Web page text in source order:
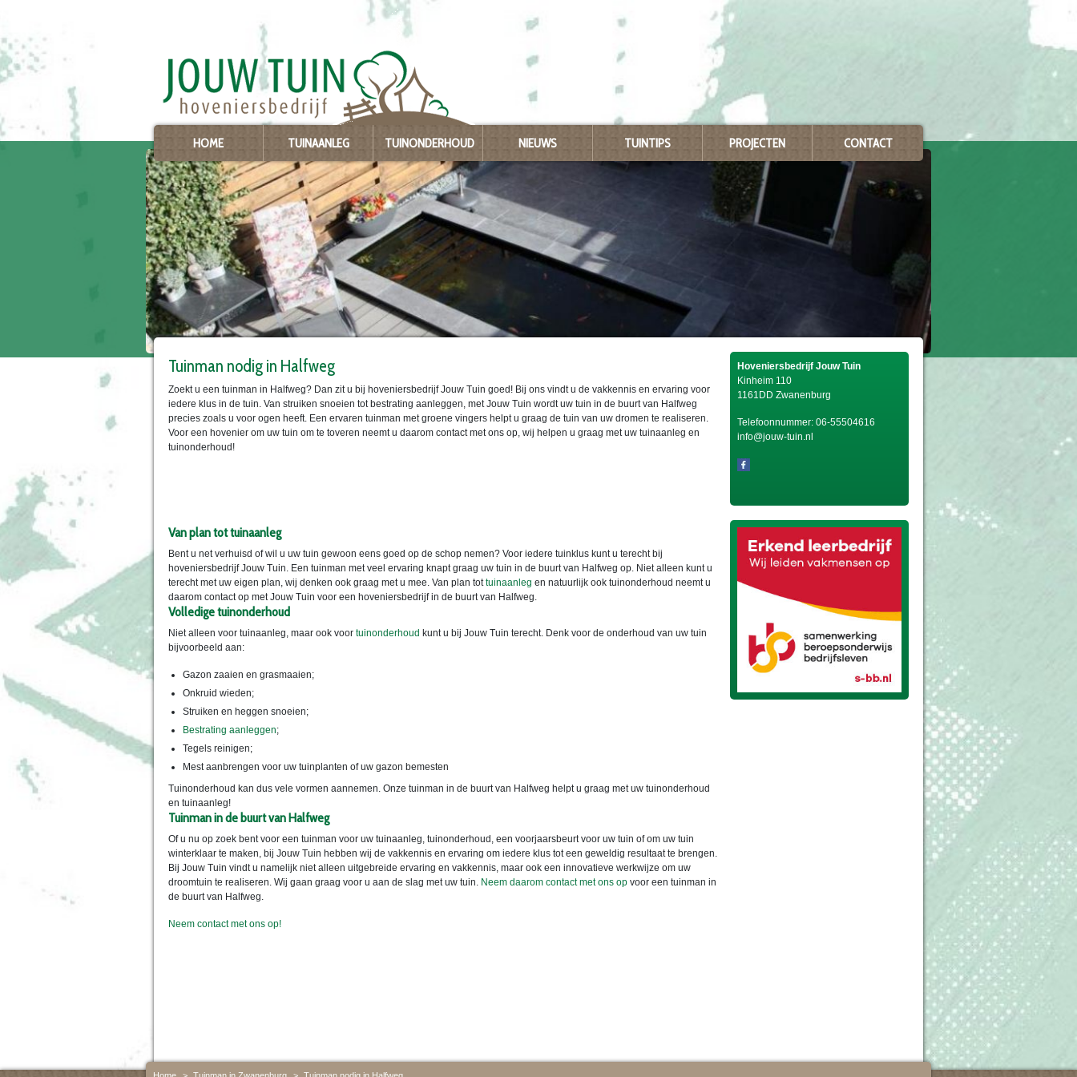
content
HOME TUINAANLEG TUINONDERHOUD NIEUWS TUINTIPS PROJECTEN CONTACT
Tuinman nodig in Halfweg
Zoekt u een tuinman in Halfweg? Dan zit u bij hoveniersbedrijf Jouw Tuin goed! Bij ons vindt u de vakkennis en ervaring voor
iedere klus in de tuin. Van struiken snoeien tot bestrating aanleggen, met Jouw Tuin wordt uw tuin in de buurt van Halfweg
precies zoals u voor ogen heeft. Een ervaren tuinman met groene vingers helpt u graag de tuin van uw dromen te realiseren.
Voor een hovenier om uw tuin om te toveren neemt u daarom contact met ons op, wij helpen u graag met uw tuinaanleg en
tuinonderhoud!
Van plan tot tuinaanleg
Bent u net verhuisd of wil u uw tuin gewoon eens goed op de schop nemen? Voor iedere tuinklus kunt u terecht bij
hoveniersbedrijf Jouw Tuin. Een tuinman met veel ervaring knapt graag uw tuin in de buurt van Halfweg op. Niet alleen kunt u
terecht met uw eigen plan, wij denken ook graag met u mee. Van plan tottuinaanleg en natuurlijk ook tuinonderhoud neemt u
daarom contact op met Jouw Tuin voor een hoveniersbedrijf in de buurt van Halfweg.
Volledige tuinonderhoud
Niet alleen voor tuinaanleg, maar ook voor tuinonderhoud kunt u bij Jouw Tuin terecht. Denk voor de onderhoud van uw tuin
bijvoorbeeld aan:
Gazon zaaien en grasmaaien;
Onkruid wieden;
Struiken en heggen snoeien;
Bestrating aanleggen;
Tegels reinigen;
Mest aanbrengen voor uw tuinplanten of uw gazon bemesten
Tuinonderhoud kan dus vele vormen aannemen. Onze tuinman in de buurt van Halfweg helpt u graag met uw tuinonderhoud
en tuinaanleg!
Tuinman in de buurt van Halfweg
Of u nu op zoek bent voor een tuinman voor uw tuinaanleg, tuinonderhoud, een voorjaarsbeurt voor uw tuin of om uw tuin
winterklaar te maken, bij Jouw Tuin hebben wij de vakkennis en ervaring om iedere klus tot een geweldig resultaat te brengen.
Bij Jouw Tuin vindt u namelijk niet alleen uitgebreide ervaring en vakkennis, maar ook een innovatieve werkwijze om uw
droomtuin te realiseren. Wij gaan graag voor u aan de slag met uw tuin. Neem daarom contact met ons op voor een tuinman in
de buurt van Halfweg.
Neem contact met ons op!
Hoveniersbedrijf Jouw Tuin
Kinheim 110
1161DD Zwanenburg
Telefoonnummer: 06-55504616
info@jouw-tuin.nl